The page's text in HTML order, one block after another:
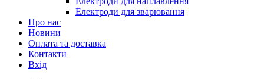
Електроди для зварювання
Про нас
Новини
Оплата та доставка
Контакти
Вхiд